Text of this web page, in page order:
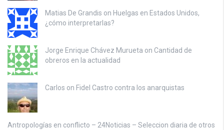
Matias De Grandis on Huelgas en Estados Unidos,
¿cómo interpretarlas?
Jorge Enrique Chávez Murueta on Cantidad de
obreros en la actualidad
Carlos on Fidel Castro contra los anarquistas
Antropologías en conflicto – 24Noticias – Seleccion diaria de otros